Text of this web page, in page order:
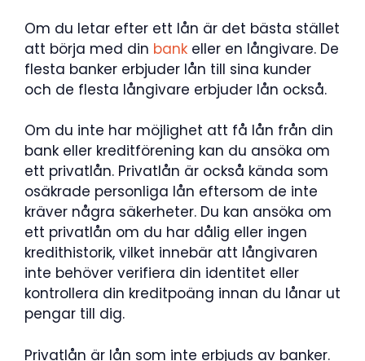
Om du letar efter ett lån är det bästa stället
att börja med din bank eller en långivare. De
flesta banker erbjuder lån till sina kunder
och de flesta långivare erbjuder lån också.
Om du inte har möjlighet att få lån från din
bank eller kreditförening kan du ansöka om
ett privatlån. Privatlån är också kända som
osäkrade personliga lån eftersom de inte
kräver några säkerheter. Du kan ansöka om
ett privatlån om du har dålig eller ingen
kredithistorik, vilket innebär att långivaren
inte behöver verifiera din identitet eller
kontrollera din kreditpoäng innan du lånar ut
pengar till dig.
Privatlån är lån som inte erbjuds av banker.